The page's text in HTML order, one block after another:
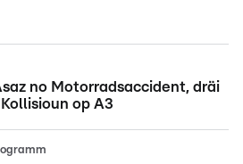
no Motorradsaccident, dräi
op A3